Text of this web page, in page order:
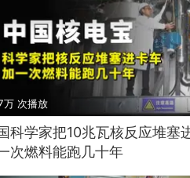
万 次播放
科学家把10兆瓦核反应堆塞
次燃料能跑几十年